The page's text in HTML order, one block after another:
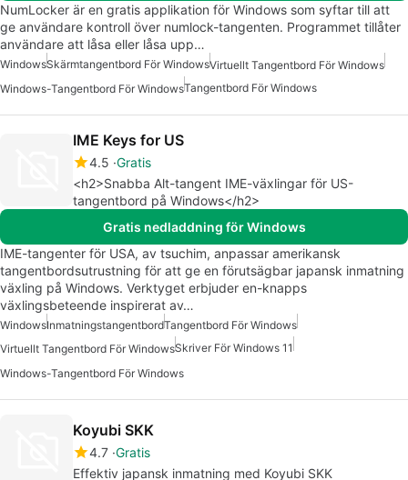
NumLocker är en gratis applikation för Windows som syftar till att
ge användare kontroll över numlock-tangenten. Programmet tillåter
användare att låsa eller låsa upp…
WindowsSkärmtangentbord För WindowsVirtuellt Tangentbord För Windows
Windows-Tangentbord För WindowsTangentbord För Windows
IME Keys for US
4.5 Gratis
<h2>Snabba Alt-tangent IME-växlingar för US-
tangentbord på Windows</h2>
Gratis nedladdning för Windows
IME-tangenter för USA, av tsuchim, anpassar amerikansk
tangentbordsutrustning för att ge en förutsägbar japansk inmatning
växling på Windows. Verktyget erbjuder en-knapps
växlingsbeteende inspirerat av…
WindowsInmatningstangentbordTangentbord För Windows
Virtuellt Tangentbord För WindowsSkriver För Windows 11
Windows-Tangentbord För Windows
Koyubi SKK
4.7 Gratis
Effektiv japansk inmatning med Koyubi SKK